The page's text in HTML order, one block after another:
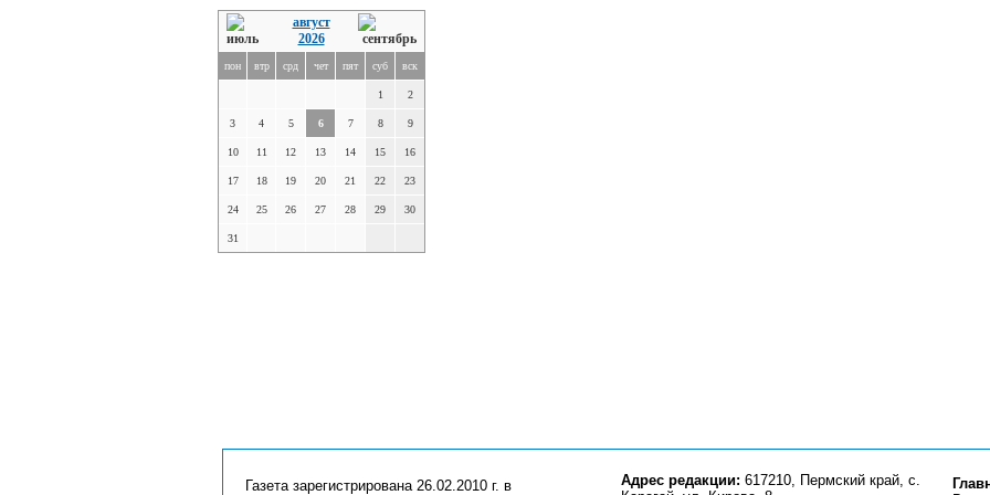
август
2026
пон втр срд чет пят суб вск
1 2
3 4 5 6 7 8 9
10 11 12 13 14 15 16
17 18 19 20 21 22 23
24 25 26 27 28 29 30
31
Газета зарегистрирована 26.02.2010 г. в
Адрес редакции: 617210, Пермский край, с.